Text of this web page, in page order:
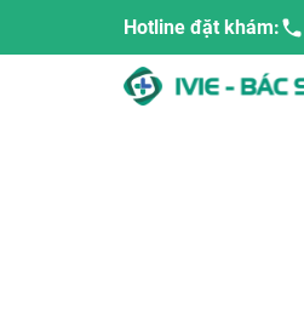
Hotline đặt khám: